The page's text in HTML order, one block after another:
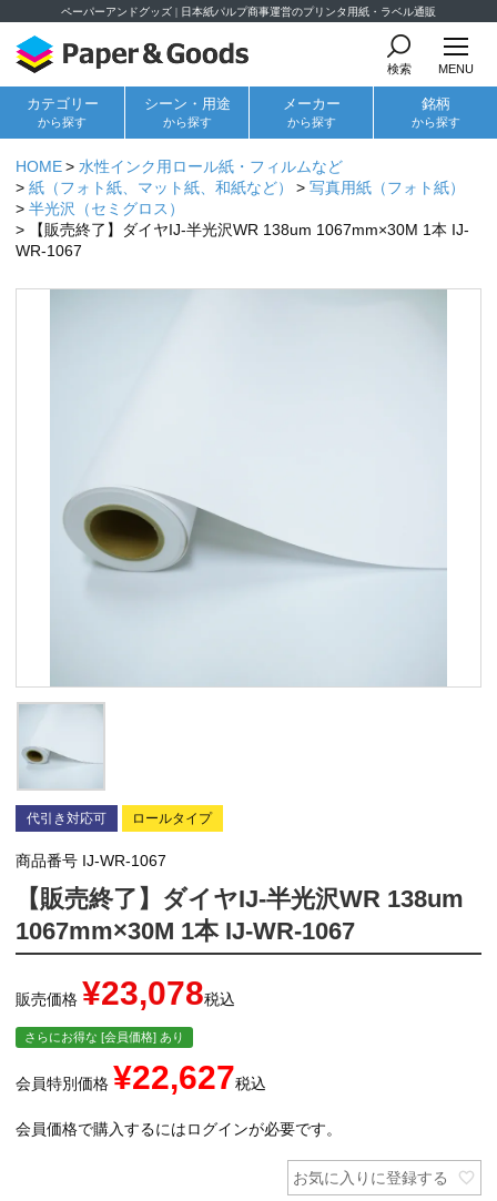
ペーパーアンドグッズ | 日本紙パルプ商事運営のプリンタ用紙・ラベル通販
検索 MENU
カテゴリー
から探す
シーン・用途
から探す
メーカー
から探す
銘柄
から探す
HOME
水性インク用ロール紙・フィルムなど
紙（フォト紙、マット紙、和紙など）
写真用紙（フォト紙）
半光沢（セミグロス）
【販売終了】ダイヤIJ-半光沢WR 138um 1067mm×30M 1本 IJ-
WR-1067
代引き対応可 ロールタイプ
商品番号 IJ-WR-1067
【販売終了】ダイヤIJ-半光沢WR 138um
1067mm×30M 1本 IJ-WR-1067
販売価格 ¥23,078税込
さらにお得な [会員価格] あり
会員特別価格 ¥22,627税込
会員価格で購入するにはログインが必要です。
お気に入りに登録する